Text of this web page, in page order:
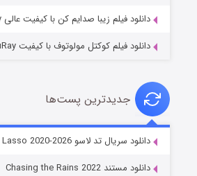
خاندان اژدها فصل ۳
دانلود فیلم زیبا صدایم کن با کیفیت عالی BluRay
دانلود فیلم کوکتل مولوتوف با کیفیت BluRay
جدیدترین پست‌ها
دانلود سریال تد لاسو Ted Lasso 2020-2026
دانلود مستند Chasing the Rains 2022